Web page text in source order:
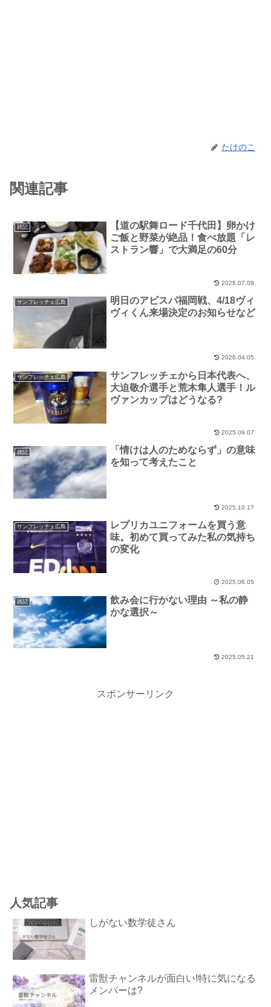
たけのこ
関連記事
雑記
【道の駅舞ロード千代田】卵かけ
ご飯と野菜が絶品！食べ放題「レ
ストラン響」で大満足の60分
2025.07.09
サンフレッチェ広島
明日のアビスパ福岡戦、4/18ヴィ
ヴィくん来場決定のお知らせなど
2026.04.05
サンフレッチェ広島
サンフレッチェから日本代表へ、
大迫敬介選手と荒木隼人選手！ル
ヴァンカップはどうなる?
2025.09.07
雑記
「情けは人のためならず」の意味
を知って考えたこと
2025.10.17
サンフレッチェ広島
レプリカユニフォームを買う意
味。初めて買ってみた私の気持ち
の変化
2025.06.05
雑記
飲み会に行かない理由 ～私の静
かな選択～
2025.05.21
スポンサーリンク
人気記事
しがない数学徒さん
雷獣チャンネルが面白い!特に気になる
メンバーは?